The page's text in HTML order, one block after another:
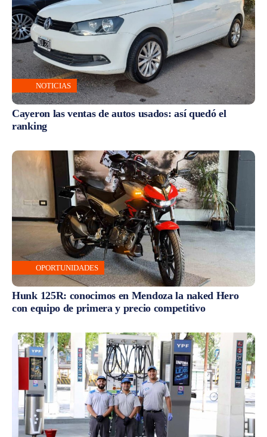
NOTICIAS
Cayeron las ventas de autos usados: así quedó el
ranking
OPORTUNIDADES
Hunk 125R: conocimos en Mendoza la naked Hero
con equipo de primera y precio competitivo